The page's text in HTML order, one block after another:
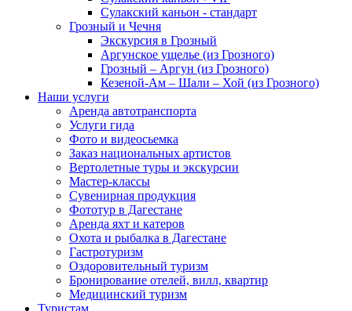
Сулакский каньон - стандарт
Грозный и Чечня
Экскурсия в Грозный
Аргунское ущелье (из Грозного)
Грозный – Аргун (из Грозного)
Кезеной-Ам – Шали – Хой (из Грозного)
Наши услуги
Аренда автотранспорта
Услуги гида
Фото и видеосьемка
Заказ национальных артистов
Вертолетные туры и экскурсии
Мастер-классы
Сувенирная продукция
Фототур в Дагестане
Аренда яхт и катеров
Охота и рыбалка в Дагестане
Гастротуризм
Оздоровительный туризм
Бронирование отелей, вилл, квартир
Медицинский туризм
Туристам